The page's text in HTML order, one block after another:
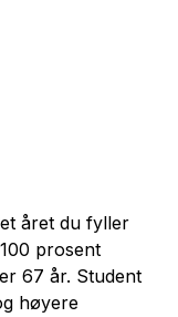
året du fyller
prosent
67 år. Student
høyere